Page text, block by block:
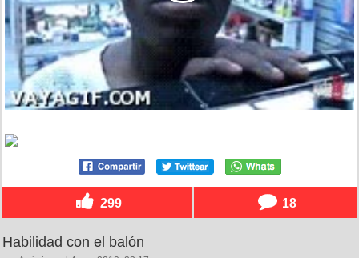
299 18
Habilidad con el balón